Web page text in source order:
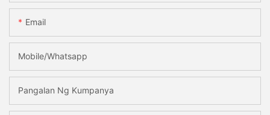
Email
Mobile/Whatsapp
Pangalan Ng Kumpanya